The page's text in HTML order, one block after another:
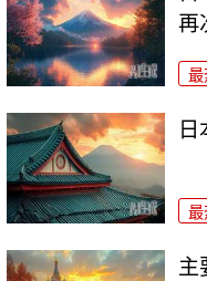
再
最
最
主